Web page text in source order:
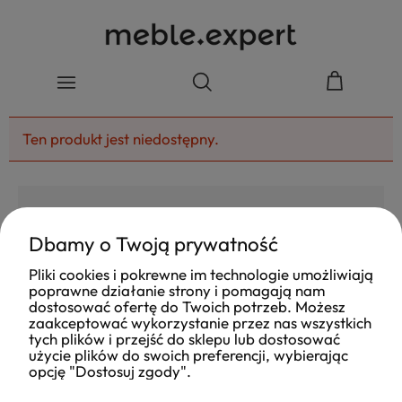
Ten produkt jest niedostępny.
4.8
Ocena
Na podstawie
177opinii z całego okresu
Jak zbieramy opinie?
Dbamy o Twoją prywatność
Pliki cookies i pokrewne im technologie umożliwiają
poprawne działanie strony i pomagają nam
dostosować ofertę do Twoich potrzeb. Możesz
zaakceptować wykorzystanie przez nas wszystkich
tych plików i przejść do sklepu lub dostosować
użycie plików do swoich preferencji, wybierając
opcję "Dostosuj zgody".